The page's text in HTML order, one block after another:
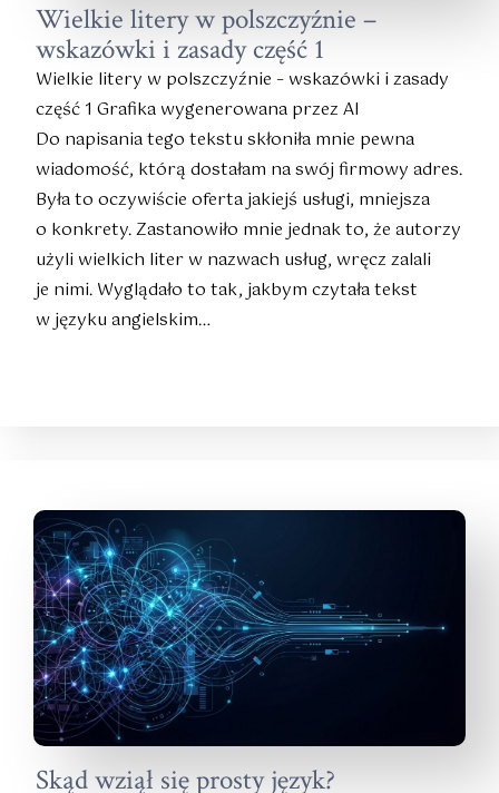
Wielkie litery w polszczyźnie –
wskazówki i zasady część 1
Wielkie litery w polszczyźnie – wskazówki i zasady
część 1 Grafika wygenerowana przez AI
Do napisania tego tekstu skłoniła mnie pewna
wiadomość, którą dostałam na swój firmowy adres.
Była to oczywiście oferta jakiejś usługi, mniejsza
o konkrety. Zastanowiło mnie jednak to, że autorzy
użyli wielkich liter w nazwach usług, wręcz zalali
je nimi. Wyglądało to tak, jakbym czytała tekst
w języku angielskim…
Skąd wziął się prosty język?